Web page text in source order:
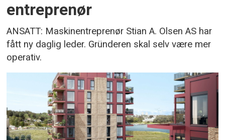
entreprenør
ANSATT: Maskinentreprenør Stian A. Olsen AS har
fått ny daglig leder. Gründeren skal selv være mer
operativ.